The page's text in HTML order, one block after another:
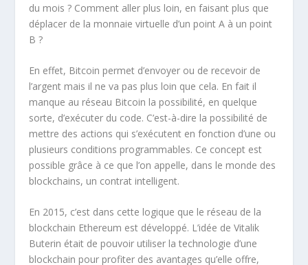
du mois ? Comment aller plus loin, en faisant plus que
déplacer de la monnaie virtuelle d’un point A à un point
B ?
En effet, Bitcoin permet d’envoyer ou de recevoir de
l’argent mais il ne va pas plus loin que cela. En fait il
manque au réseau Bitcoin la possibilité, en quelque
sorte, d’exécuter du code. C’est-à-dire la possibilité de
mettre des actions qui s’exécutent en fonction d’une ou
plusieurs conditions programmables. Ce concept est
possible grâce à ce que l’on appelle, dans le monde des
blockchains, un contrat intelligent.
En 2015, c’est dans cette logique que le réseau de la
blockchain Ethereum est développé. L’idée de Vitalik
Buterin était de pouvoir utiliser la technologie d’une
blockchain pour profiter des avantages qu’elle offre,